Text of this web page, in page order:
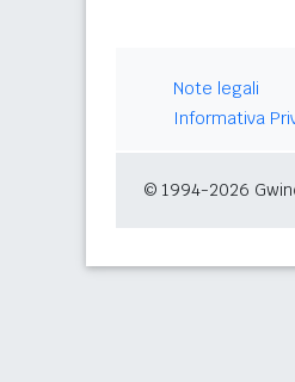
Note legali
Informativa
© 1994-2026